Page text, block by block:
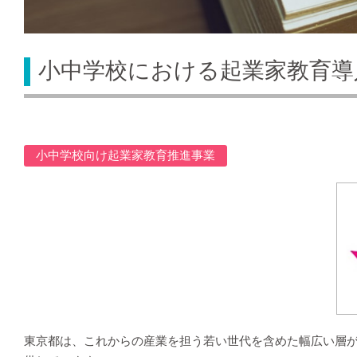
小中学校における起業家教育
小中学校向け起業家教育推進事業
東京都は、これからの産業を担う若い世代を含めた幅広い層